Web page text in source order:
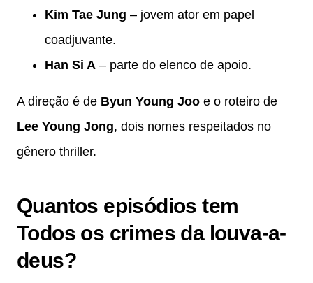
Kim Tae Jung – jovem ator em papel
coadjuvante.
Han Si A – parte do elenco de apoio.
A direção é de Byun Young Joo e o roteiro de
Lee Young Jong, dois nomes respeitados no
gênero thriller.
Quantos episódios tem
Todos os crimes da louva-a-
deus?